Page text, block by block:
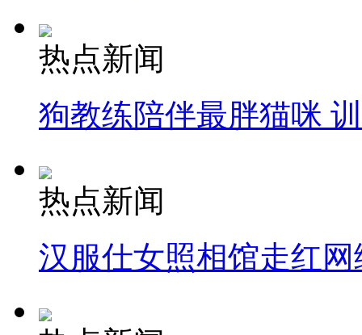
热点新闻
狗教练陪伴最胖猫咪
热点新闻
汉服仕女照相馆走红网